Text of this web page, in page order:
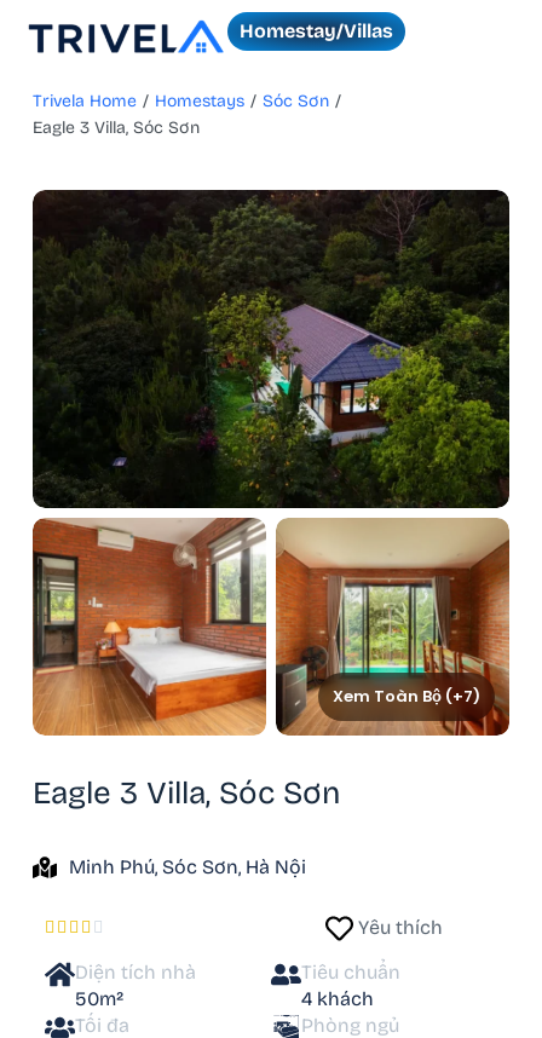
Homestay/Villas
Trivela Home / Homestays / Sóc Sơn /
Eagle 3 Villa, Sóc Sơn
Xem Toàn Bộ (+7)
Eagle 3 Villa, Sóc Sơn
Minh Phú, Sóc Sơn, Hà Nội
    
Yêu thích
Diện tích nhà
50m²
Tiêu chuẩn
4 khách
Tối đa
Phòng ngủ